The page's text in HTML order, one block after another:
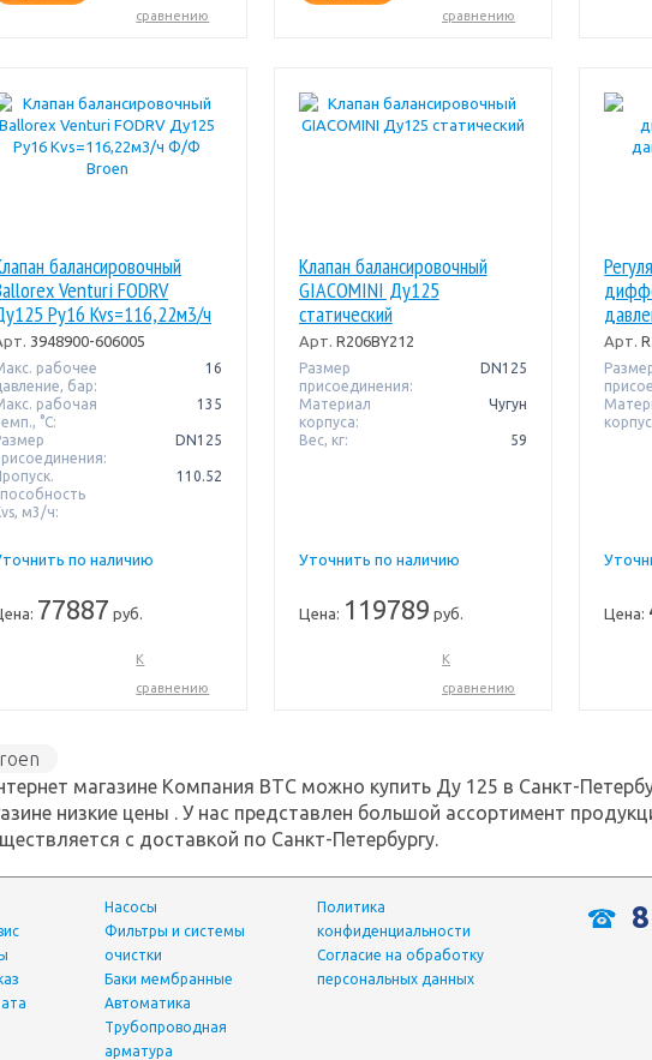
сравнению
сравнению
балансировочный
Venturi FODRV
Pу16 Kvs=116,22м3/ч
Ф Broen
3948900-606005
рабочее
бар:
16
рабочая
°С:
135
DN125
м3/ч:
110.52
по наличию
77887 руб.
К
сравнению
Клапан балансировочный
GIACOMINI Ду125
статический
Арт. R206BY212
Размер
присоединения:
DN125
Материал
корпуса:
Чугун
Вес, кг: 59
Уточнить по наличию
Цена: 119789 руб.
К
сравнению
Арт.
Цена:
магазине Компания ВТС можно купить Ду 125 в Санкт-
низкие цены . У нас представлен большой ассортимент
с доставкой по Санкт-Петербургу.
Насосы
фильтры и системы
очистки
Баки мембранные
Автоматика
трубопроводная
арматура
Политика
конфиденциальности
Согласие на обработку
персональных данных